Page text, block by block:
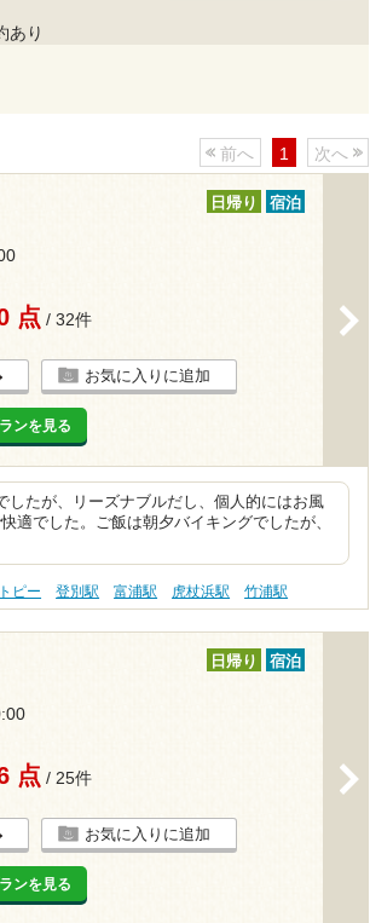
あり
前へ 1 次へ
日帰り 宿泊
点 / 32件
お気に入りに追加
ンを見る
たが、リーズナブルだし、個人的にはお風
適でした。ご飯は朝夕バイキングでしたが、
ピー 登別駅 富浦駅 虎杖浜駅 竹浦駅
日帰り 宿泊
点 / 25件
お気に入りに追加
ンを見る